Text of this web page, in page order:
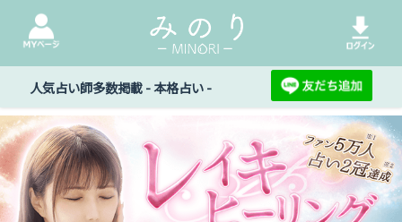
人気占い師多数掲載 - 本格占い -